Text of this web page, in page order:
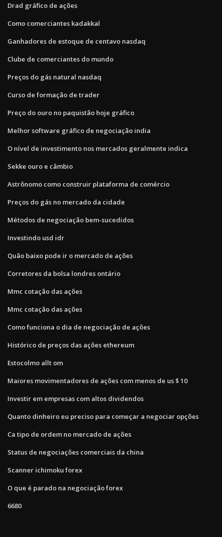
Drad gráfico de ações
Como comerciantes kadakkal
Ganhadores de estoque de centavo nasdaq
Clube de comerciantes do mundo
Preços do gás natural nasdaq
Curso de formação de trader
Preço do ouro no paquistão hoje gráfico
Melhor software gráfico de negociação india
O nível de investimento nos mercados geralmente indica
Sekke ouro e câmbio
Astrônomo como construir plataforma de comércio
Preços do gás no mercado da cidade
Métodos de negociação bem-sucedidos
Investindo usd idr
Quão baixo pode ir o mercado de ações
Corretores da bolsa londres ontário
Mmc cotação das ações
Mmc cotação das ações
Como funciona o dia de negociação de ações
Histórico de preços das ações ethereum
Estocolmo allt om
Maiores movimentadores de ações com menos de us $ 10
Investir em empresas com altos dividendos
Quanto dinheiro eu preciso para começar a negociar opções
Ca tipo de ordem no mercado de ações
Status de negociações comerciais da china
Scanner ichimoku forex
O que é parado na negociação forex
6680